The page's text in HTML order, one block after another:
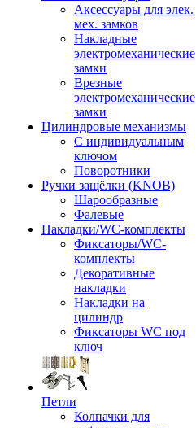
Аксессуары для элек.
мех. замков
Накладные
электромеханические
замки
Врезные
электромеханические
замки
Цилиндровые механизмы
С индивидуальным
ключом
Поворотники
Ручки защёлки (KNOB)
Шарообразные
Фалевые
Накладки/WC-комплекты
Фиксаторы/WC-
комплекты
Декоративные
накладки
Накладки на
цилиндр
Фиксаторы WC под
ключ
Петли
Колпачки для